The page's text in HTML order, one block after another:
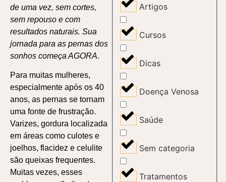
de uma vez, sem cortes,
sem repouso e com
resultados naturais. Sua
jornada para as pernas dos
sonhos começa AGORA.
Para muitas mulheres,
especialmente após os 40
anos, as pernas se tornam
uma fonte de frustração.
Varizes, gordura localizada
em áreas como culotes e
joelhos, flacidez e celulite
são queixas frequentes.
Muitas vezes, esses
Artigos
Cursos
Dicas
Doença Venosa
Saúde
Sem categoria
Tratamentos